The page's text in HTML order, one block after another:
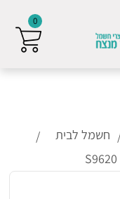
חשמל לבית
0